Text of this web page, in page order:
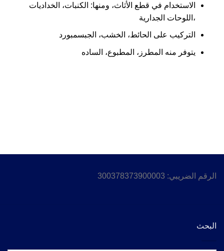
الاستخدام في قطع الأثاث، ومنها: الكنبات، الخداديات
،اللوحات الجدارية
التركيب على الحائط، الخشب، الجبسمبورد
يتوفر منه المطرز، المطبوع، الساده
الرقم الضريبي: 300378373900003
البحث